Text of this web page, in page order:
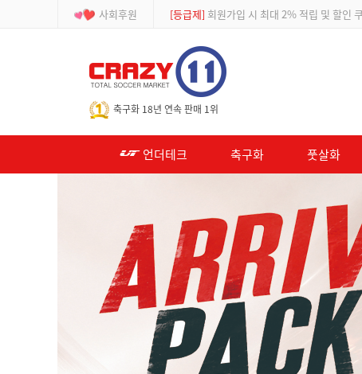
사회후원 [이벤트] APP 주문 시 적립금 500원 추가적립
축구화 18년 연속 판매 1위
언더테크 축구화 풋살화